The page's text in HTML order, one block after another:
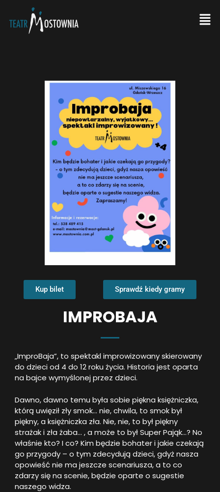
Kup bilet Sprawdź kiedy gramy
IMPROBAJA
„ImproBaja”, to spektakl improwizowany skierowany
do dzieci od 4 do 12 roku życia. Historia jest oparta
na bajce wymyślonej przez dzieci.
Dawno, dawno temu była sobie piękna księżniczka,
którą uwięził zły smok… nie, chwila, to smok był
piękny, a księżniczka zła. Nie, nie, to był piękny
strażak i zła żaba… , a może to był Super Pająk…? No
właśnie kto? I co? Kim będzie bohater i jakie czekają
go przygody – o tym zdecydują dzieci, gdyż nasza
opowieść nie ma jeszcze scenariusza, a to co
zdarzy się na scenie, będzie oparte o sugestie
naszego widza.